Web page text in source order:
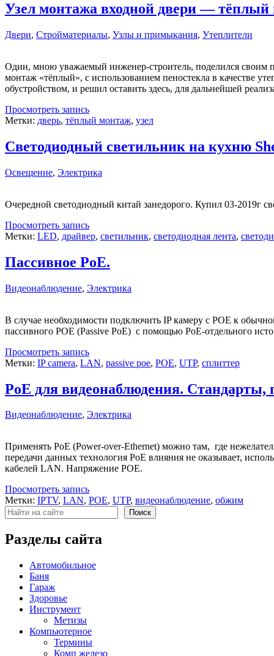
Узел монтажа входной двери —
Двери, Стройматериалы, Узлы и примыкания, Утеплители
Один, мною уважаемый инженер-строитель, поделился своим
монтаж «тёплый», с использованием пеностекла в качестве
обустройством, и решил оставить здесь, для дальнейшей
Просмотреть запись
Метки: дверь, тёплый монтаж, узел
Светодиодный светильник на кухню
Освещение, Электрика
Очередной светодиодный китай занедорого. Купил 03-2019г
Просмотреть запись
Метки: LED, драйвер, светильник, светодиодная лента,
Пассивное PoE.
Видеонаблюдение, Электрика
В случае необходимости подключить IP камеру с POE к
пассивного POE (Passive PoE) с помощью PoE-отдельного
Просмотреть запись
Метки: IP camera, LAN, passive poe, POE, UTP, сплиттер
PoE для видеонаблюдения. Стандарты,
Видеонаблюдение, Электрика
Применять PoE (Power-over-Ethernet) можно там, где
передачи данных технология PoE влияния не оказывает,
кабелей LAN. Напряжение POE.
Просмотреть запись
Метки: IPTV, LAN, POE, UTP, видеонаблюдение, обжим
Поиск
Поиск
Разделы сайта
Автомобильное
Баня
Гараж
Здоровье
Инструмент
Метизы
Компьютерное
Термины
Комп железо